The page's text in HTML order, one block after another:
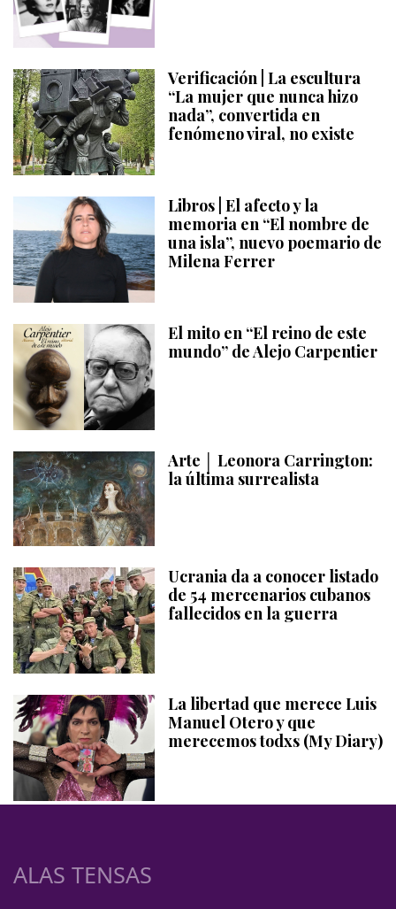
Verificación | La escultura
“La mujer que nunca hizo
nada”, convertida en
fenómeno viral, no existe
Libros | El afecto y la
memoria en “El nombre de
una isla”, nuevo poemario de
Milena Ferrer
El mito en “El reino de este
mundo” de Alejo Carpentier
Arte │ Leonora Carrington:
la última surrealista
Ucrania da a conocer listado
de 54 mercenarios cubanos
fallecidos en la guerra
La libertad que merece Luis
Manuel Otero y que
merecemos todxs (My Diary)
ALAS TENSAS